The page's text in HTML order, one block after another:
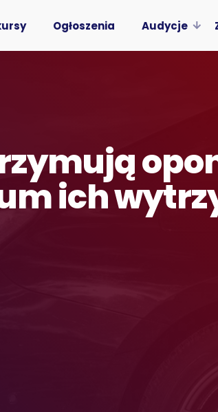
Ogłoszenia Audycje
ich